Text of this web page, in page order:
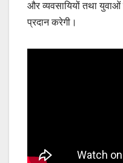
और व्यवसायियों तथा
प्रदान करेगी।